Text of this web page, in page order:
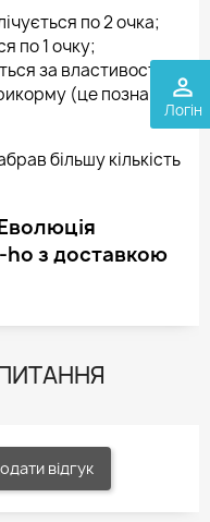
perm_identity
Логін
по 2 очка;
по 1 очку;
за властивості,
(це позначено
більшу кількість
ho з доставкою
відгук